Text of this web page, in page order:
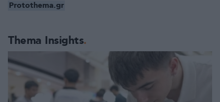
Thema Insights
Protothema.gr